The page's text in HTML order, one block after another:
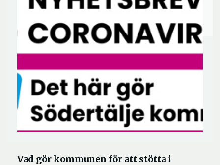
Vad gör kommunen för att stötta i